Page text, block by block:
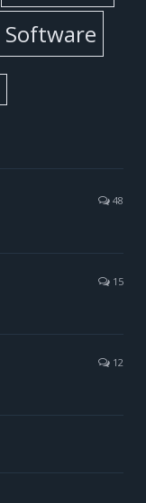
Software
48
15
12